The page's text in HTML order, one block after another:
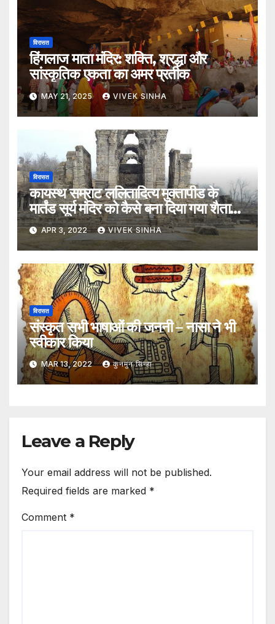
विरासत
हिंगलाज माता मंदिर: शक्ति, श्रद्धा और
सांस्कृतिक एकता का अमर प्रतीक
MAY 21, 2025 VIVEK SINHA
विरासत
कायस्थ सम्राट ललितादित्य मुक्तापीड के
मार्तंड सूर्य मंदिर को कैसे बना दिया गया शैतान
की गुफा
APR 3, 2022 VIVEK SINHA
विरासत
संस्कृत सभी भाषाओं की जननी – नासा ने भी
स्वीकार किया
MAR 13, 2022 कुनमुन सिन्हा
Leave a Reply
Your email address will not be published.
Required fields are marked *
Comment *